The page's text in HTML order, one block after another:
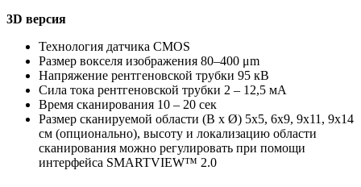
3D версия
Технология датчика CMOS
Размер вокселя изображения 80–400 μm
Напряжение рентгеновской трубки 95 кВ
Сила тока рентгеновской трубки 2 – 12,5 мА
Время сканирования 10 – 20 сек
Размер сканируемой области (В х Ø) 5x5, 6x9, 9x11, 9x14
см (опционально), высоту и локализацию области
сканирования можно регулировать при помощи
интерфейса SMARTVIEW™ 2.0